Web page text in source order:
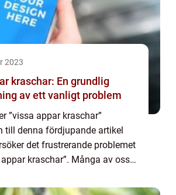
2023
kraschar: En grundlig
av ett vanligt problem
”vissa appar kraschar”
till denna fördjupande artikel
det frustrerande problemet
kraschar”. Många av oss
...